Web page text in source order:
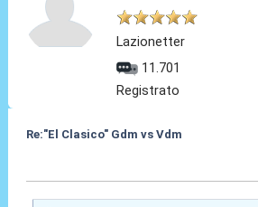
Lazionetter
11.701
Registrato
Re:"El Clasico" Gdm vs Vdm